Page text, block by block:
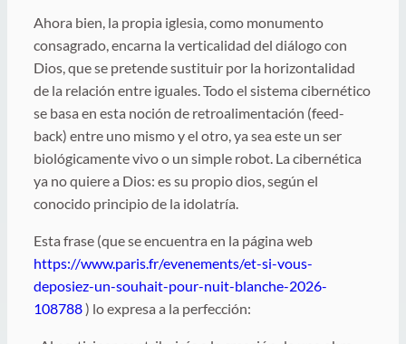
Ahora bien, la propia iglesia, como monumento
consagrado, encarna la verticalidad del diálogo con
Dios, que se pretende sustituir por la horizontalidad
de la relación entre iguales. Todo el sistema cibernético
se basa en esta noción de retroalimentación (feed-
back) entre uno mismo y el otro, ya sea este un ser
biológicamente vivo o un simple robot. La cibernética
ya no quiere a Dios: es su propio dios, según el
conocido principio de la idolatría.
Esta frase (que se encuentra en la página web
https://www.paris.fr/evenements/et-si-vous-
deposiez-un-souhait-pour-nuit-blanche-2026-
108788) lo expresa a la perfección: